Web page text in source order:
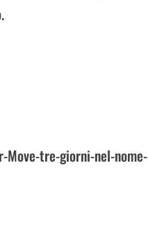
tre-giorni-nel-nome-